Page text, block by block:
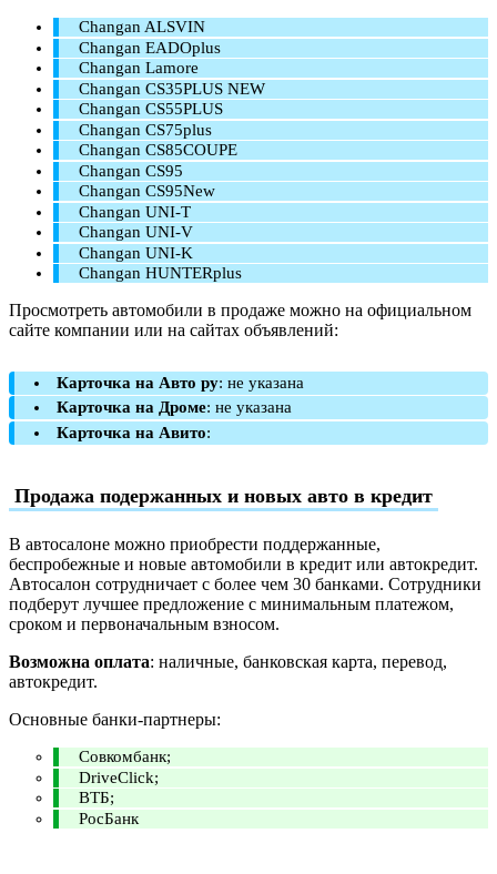
Changan ALSVIN
Changan EADOplus
Changan Lamore
Changan CS35PLUS NEW
Changan CS55PLUS
Changan CS75plus
Changan CS85COUPE
Changan CS95
Changan CS95New
Changan UNI-T
Changan UNI-V
Changan UNI-K
Changan HUNTERplus
Просмотреть автомобили в продаже можно на официальном
сайте компании или на сайтах объявлений:
Карточка на Авто ру: не указана
Карточка на Дроме: не указана
Карточка на Авито:
Продажа подержанных и новых авто в кредит
В автосалоне можно приобрести поддержанные,
беспробежные и новые автомобили в кредит или автокредит.
Автосалон сотрудничает с более чем 30 банками. Сотрудники
подберут лучшее предложение с минимальным платежом,
сроком и первоначальным взносом.
Возможна оплата: наличные, банковская карта, перевод,
автокредит.
Основные банки-партнеры:
Совкомбанк;
DriveClick;
ВТБ;
РосБанк